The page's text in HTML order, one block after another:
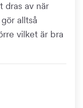
dras av när
alltså
vilket är bra